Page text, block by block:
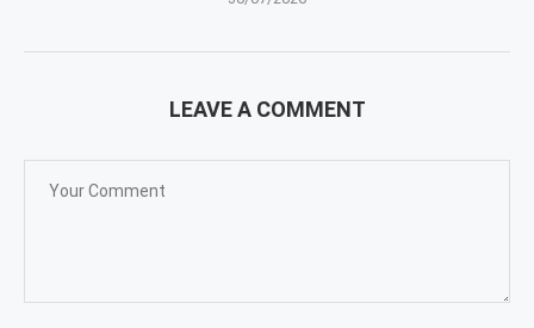
LEAVE A COMMENT